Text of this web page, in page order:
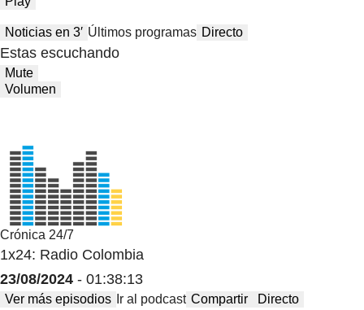
Noticias en 3′ Últimos programas Directo
Estas escuchando
Mute
Volumen
Crónica 24/7
1x24: Radio Colombia
23/08/2024 - 01:38:13
Ver más episodios Ir al podcast Compartir Directo